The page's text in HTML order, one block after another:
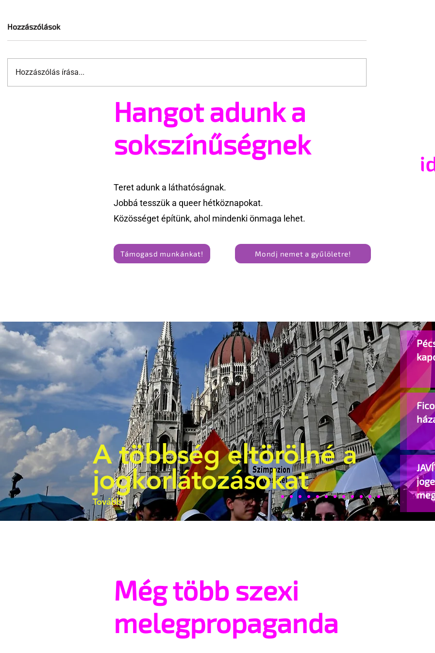
A mellrákszűrésről senki sem
beszél a mellkasi műtétek
Támogathatsz és ajánlhatsz:
Te is részt vehetsz a Pécs
Pride megvalósításában
Hozzászólások
Hozzászólás írása...
Hangot adunk a
sokszínűségnek
Teret adunk a láthatóságnak.
Jobbá tesszük a queer hétköznapokat.
Közösséget építünk, ahol mindenki önmaga lehet.
Támogasd munkánkat! Mondj nemet a gyűlöletre!
A többség eltörölné a
jogkorlátozásokat
Tovább
Még több szexi
melegpropaganda